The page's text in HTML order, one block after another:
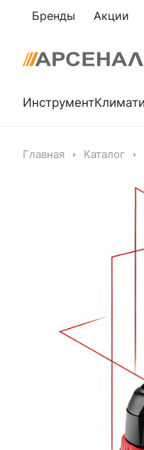
Бренды Акции
Инструмент
Главная Каталог